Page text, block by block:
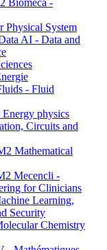
Biomeca -
Physical System
AI - Data and
- Fluid
physics
Circuits and
Mathematical
Mecencli -
for Clinicians
Learning,
Security
Chemistry